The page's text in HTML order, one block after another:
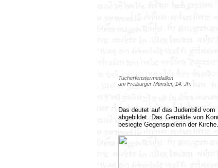
Tucherfenstermedaillon
am Freiburger Münster, 14. Jh.
Das deutet auf das Judenbild
abgebildet. Das Gemälde von
besiegte Gegenspielerin der Kirche.